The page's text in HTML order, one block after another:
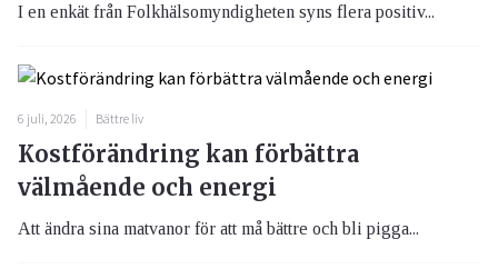
I en enkät från Folkhälsomyndigheten syns flera positiv...
6 juli, 2026 Bättre liv
Kostförändring kan förbättra
välmående och energi
Att ändra sina matvanor för att må bättre och bli pigga...